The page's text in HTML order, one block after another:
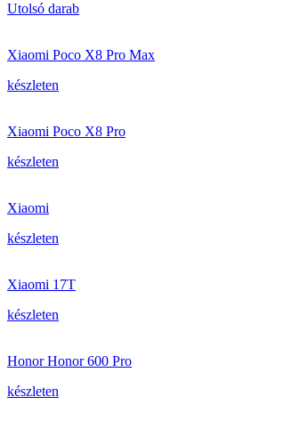
Utolsó darab
Xiaomi Poco X8 Pro Max
készleten
Xiaomi Poco X8 Pro
készleten
Xiaomi
készleten
Xiaomi 17T
készleten
Honor Honor 600 Pro
készleten